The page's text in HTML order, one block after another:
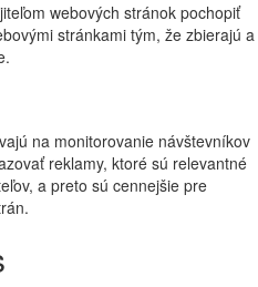
webových stránok pochopiť
stránkami tým, že zbierajú a
na monitorovanie návštevníkov
reklamy, ktoré sú relevantné
a preto sú cennejšie pre